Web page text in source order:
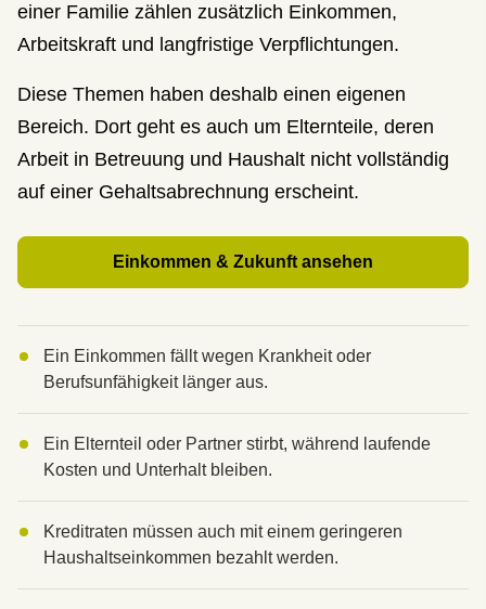
einer Familie zählen zusätzlich Einkommen,
Arbeitskraft und langfristige Verpflichtungen.
Diese Themen haben deshalb einen eigenen
Bereich. Dort geht es auch um Elternteile, deren
Arbeit in Betreuung und Haushalt nicht vollständig
auf einer Gehaltsabrechnung erscheint.
Einkommen & Zukunft ansehen
Ein Einkommen fällt wegen Krankheit oder
Berufsunfähigkeit länger aus.
Ein Elternteil oder Partner stirbt, während laufende
Kosten und Unterhalt bleiben.
Kreditraten müssen auch mit einem geringeren
Haushaltseinkommen bezahlt werden.